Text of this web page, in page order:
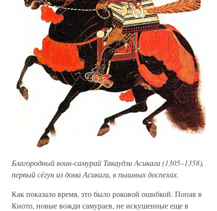
Благородный воин-самурай Такаудзи Асикага (1305–1358),
первый сёгун из дома Асикага, в пышных доспехах.
Как показало время, это было роковой ошибкой. Попав в
Киото, новые вожди самураев, не искушенные еще в